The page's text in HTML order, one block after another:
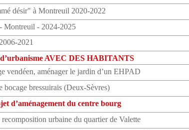
désir" à Montreuil 2020-2022
Montreuil - 2024-2025
2021
AVEC DES HABITANTS
vendéen, aménager le jardin d’un EHPAD
bocage bressuirais (Deux-Sèvres)
d’aménagement du centre bourg
urbaine du quartier de Valette